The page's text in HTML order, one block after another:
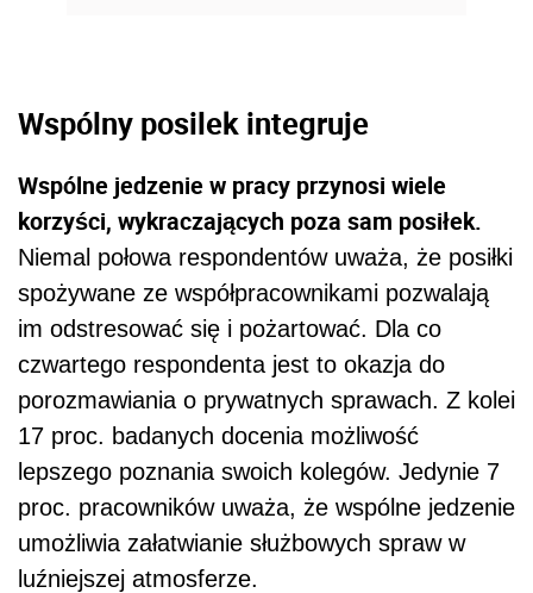
Wspólny posilek integruje
Wspólne jedzenie w pracy przynosi wiele
korzyści, wykraczających poza sam posiłek.
Niemal połowa respondentów uważa, że posiłki
spożywane ze współpracownikami pozwalają
im odstresować się i pożartować. Dla co
czwartego respondenta jest to okazja do
porozmawiania o prywatnych sprawach. Z kolei
17 proc. badanych docenia możliwość
lepszego poznania swoich kolegów. Jedynie 7
proc. pracowników uważa, że wspólne jedzenie
umożliwia załatwianie służbowych spraw w
luźniejszej atmosferze.